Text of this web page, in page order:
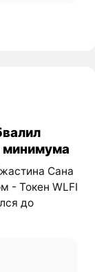
минимума
Сана
- Токен WLFI
до